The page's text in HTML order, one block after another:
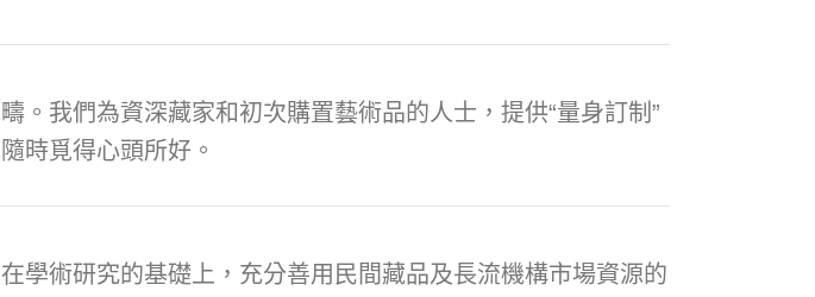
我們為資深藏家和初次購置藝術品的人士，提供“量身訂制”
時覓得心頭所好。
學術研究的基礎上，充分善用民間藏品及長流機構市場資源的